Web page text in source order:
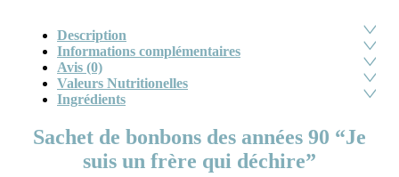
Description
Informations complémentaires
Avis (0)
Valeurs Nutritionelles
Ingrédients
Sachet de bonbons des années 90 “Je
suis un frère qui déchire”